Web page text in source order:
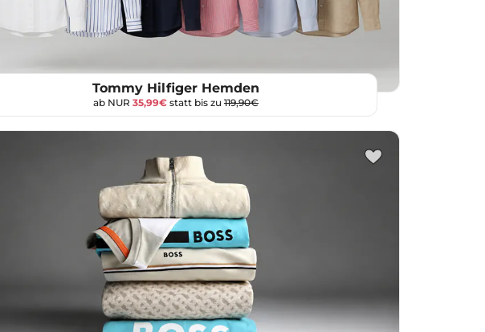
Tommy Hilfiger Hemden
ab NUR 35,99€ statt bis zu 119,90€